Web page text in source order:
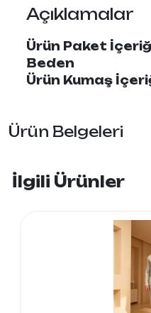
Açıklamalar
Ürün Paket
Beden
Ürün Kumaş
Ürün Belgeleri
İlgili Ürünler